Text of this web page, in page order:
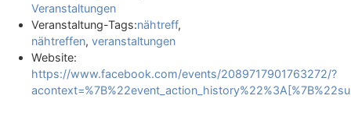
Veranstaltungen
Veranstaltung-Tags:nähtreff,
nähtreffen, veranstaltungen
Website:
https://www.facebook.com/events/2089717901763272/?